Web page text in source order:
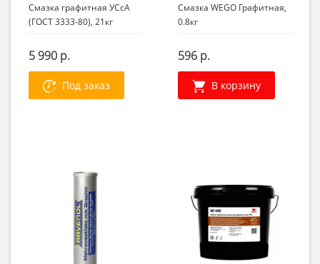
Смазка графитная УСсА
(ГОСТ 3333-80), 21кг
5 990 р.
Под заказ
Смазка WEGO Графитная,
0.8кг
596 р.
В корзину